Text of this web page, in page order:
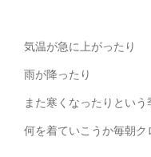
気温が急に上がったり
雨が降ったり
また寒くなったりという
何を着ていこうか毎朝ク